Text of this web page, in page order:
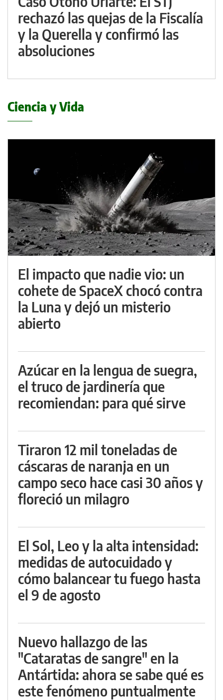
rechazó las quejas de la Fiscalía
y la Querella y confirmó las
absoluciones
Ciencia y Vida
El impacto que nadie vio: un
cohete de SpaceX chocó contra
la Luna y dejó un misterio
abierto
Azúcar en la lengua de suegra,
el truco de jardinería que
recomiendan: para qué sirve
Tiraron 12 mil toneladas de
cáscaras de naranja en un
campo seco hace casi 30 años y
floreció un milagro
El Sol, Leo y la alta intensidad:
medidas de autocuidado y
cómo balancear tu fuego hasta
el 9 de agosto
Nuevo hallazgo de las
"Cataratas de sangre" en la
Antártida: ahora se sabe qué es
este fenómeno puntualmente